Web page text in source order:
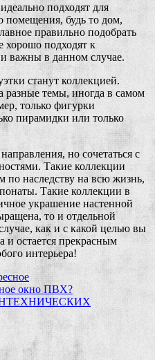
подходят для
помещения, будь то дом,
правильно подобрать
хорошо подходят к
важны в данном случае.
станут коллекцией.
темы, иногда в самом
только фигурки
пирамидки или только
но сочетаться с
Такие коллекции
по наследству на всю жизнь,
Такие коллекции в
украшение настенной
то и отдельной
как и с какой целью вы
и остается прекрасным
интерьера!
окно ПВХ?